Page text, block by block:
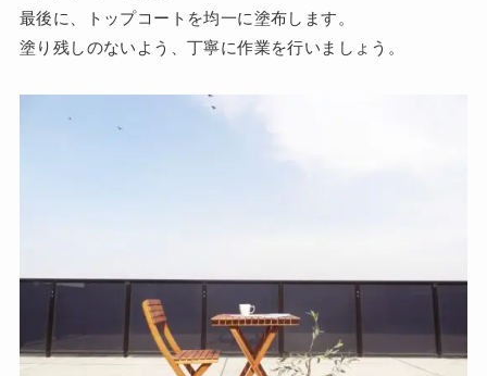
最後に、トップコートを均一に塗布します。
塗り残しのないよう、丁寧に作業を行いましょう。